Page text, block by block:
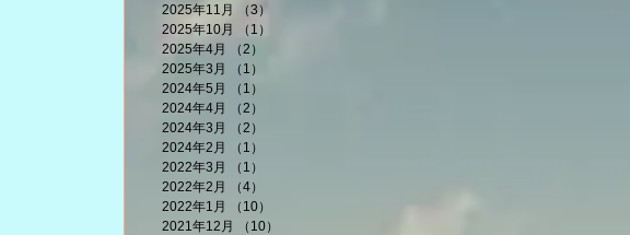
2025年11月
（3）
2025年10月
（1）
2025年4月
（2）
2025年3月
（1）
2024年5月
（1）
2024年4月
（2）
2024年3月
（2）
2024年2月
（1）
2022年3月
（1）
2022年2月
（4）
2022年1月
（10）
2021年12月
（10）